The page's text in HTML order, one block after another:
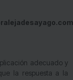
adecuado y
la respuesta a la